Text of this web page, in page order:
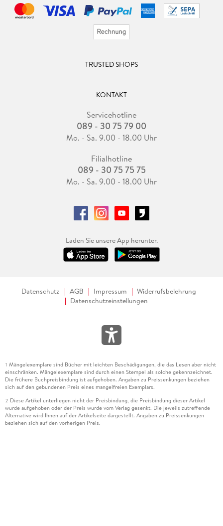
TRUSTED SHOPS
KONTAKT
Servicehotline
089 - 30 75 79 00
Mo. - Sa. 9.00 - 18.00 Uhr
Filialhotline
089 - 30 75 75 75
Mo. - Sa. 9.00 - 18.00 Uhr
Laden Sie unsere App herunter.
Datenschutz AGB Impressum
Widerrufsbelehrung
Datenschutzeinstellungen
1 Mängelexemplare sind Bücher mit leichten Beschädigungen, die das Lesen aber nicht
einschränken. Mängelexemplare sind durch einen Stempel als solche gekennzeichnet.
Die frühere Buchpreisbindung ist aufgehoben. Angaben zu Preissenkungen beziehen
sich auf den gebundenen Preis eines mangelfreien Exemplars.
2 Diese Artikel unterliegen nicht der Preisbindung, die Preisbindung dieser Artikel
wurde aufgehoben oder der Preis wurde vom Verlag gesenkt. Die jeweils zutreffende
Alternative wird Ihnen auf der Artikelseite dargestellt. Angaben zu Preissenkungen
beziehen sich auf den vorherigen Preis.